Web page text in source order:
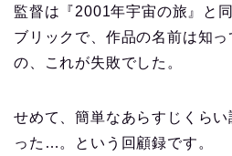
監督は『2001年宇宙の旅』と
ブリックで、作品の名前は知
の、これが失敗でした。
せめて、簡単なあらすじくら
った…。という回顧録です。